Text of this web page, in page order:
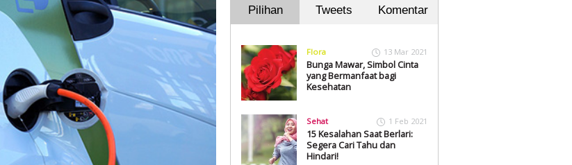
Pilihan Tweets Komentar
Flora 13 Mar 2021
Bunga Mawar, Simbol Cinta
yang Bermanfaat bagi
Kesehatan
Sehat 1 Feb 2021
15 Kesalahan Saat Berlari:
Segera Cari Tahu dan
Hindari!